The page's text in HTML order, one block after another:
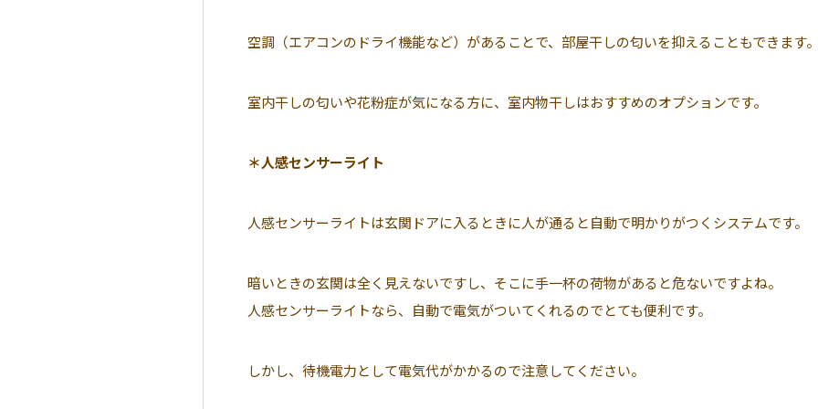
空調（エアコンのドライ機能など）があることで、部屋干しの匂いを抑えることもできます
室内干しの匂いや花粉症が気になる方に、室内物干しはおすすめのオプションです。
＊人感センサーライト
人感センサーライトは玄関ドアに入るときに人が通ると自動で明かりがつくシステムです。
暗いときの玄関は全く見えないですし、そこに手一杯の荷物があると危ないですよね。
人感センサーライトなら、自動で電気がついてくれるのでとても便利です。
しかし、待機電力として電気代がかかるので注意してください。